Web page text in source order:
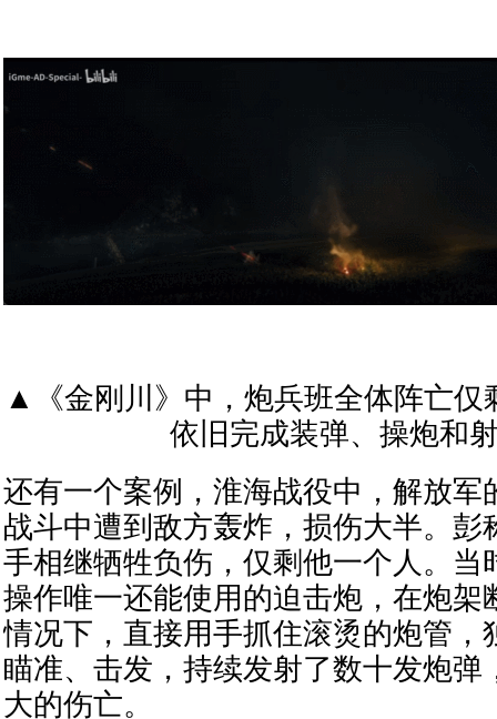
▲《金刚川》中，炮兵班全体阵亡仅
依旧完成装弹、操炮和
还有一个案例，淮海战役中，解放军
战斗中遭到敌方轰炸，损伤大半。彭
手相继牺牲负伤，仅剩他一个人。当
操作唯一还能使用的迫击炮，在炮架
情况下，直接用手抓住滚烫的炮管，
瞄准、击发，持续发射了数十发炮弹
大的伤亡。